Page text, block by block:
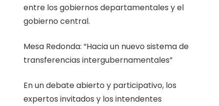
entre los gobiernos departamentales y el
gobierno central.
Mesa Redonda: “Hacia un nuevo sistema de
transferencias intergubernamentales”
En un debate abierto y participativo, los
expertos invitados y los intendentes